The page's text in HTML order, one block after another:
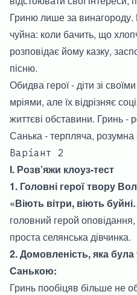
Гриню лише за
чуйна: коли бачить, що
розповідає йому казку,
пісню.
Обидва герої - діти зі
мріями, але їх відрізняє
життєві обставини. Гринь -
Санька - терпляча, розумна
Варіант 2
І. Розв’яжи клоуз-тест
1. Головні герої твору
«Віють вітри, віють
головний герой
проста селянська дівчинка.
2. Домовленість, яка
Санькою:
Гринь пообіцяв більше не